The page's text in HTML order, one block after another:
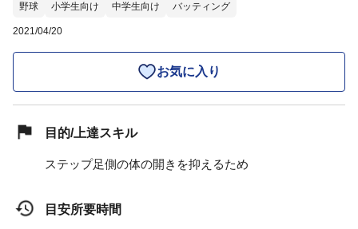
野球 小学生向け 中学生向け バッティング
2021/04/20
お気に入り
目的/上達スキル
ステップ足側の体の開きを抑えるため
目安所要時間